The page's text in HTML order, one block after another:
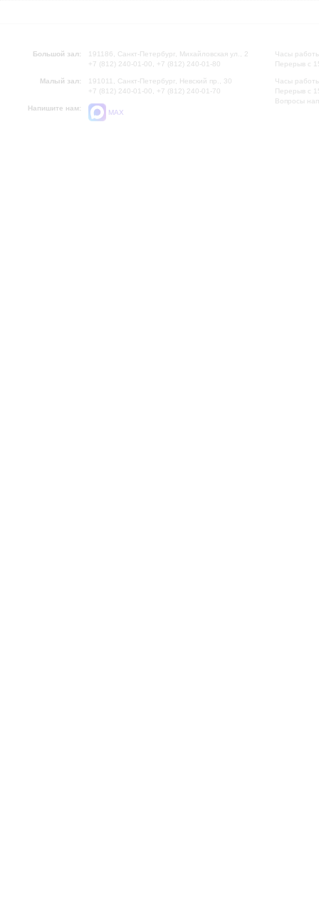
Большой зал:
191186, Санкт-Петербург, Михайловская ул., 2
+7 (812) 240-01-00, +7 (812) 240-01-80
Малый зал:
191011, Санкт-Петербург, Невский пр., 30
+7 (812) 240-01-00, +7 (812) 240-01-70
Напишите нам:
MAX
Часы
Перерыв с
Часы
Перерыв с
Вопросы